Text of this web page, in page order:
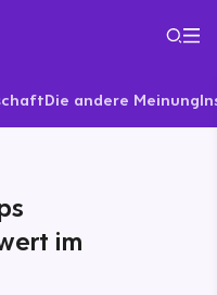
Die andere Meinung
im